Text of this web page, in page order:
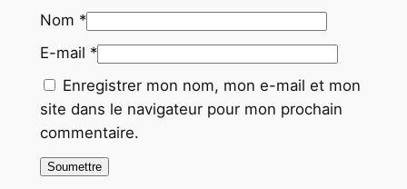
Nom *
E-mail *
Enregistrer mon nom, mon e-mail et mon
site dans le navigateur pour mon prochain
commentaire.